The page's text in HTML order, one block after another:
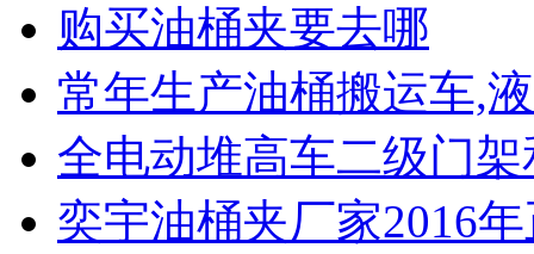
购买油桶夹要去哪
常年生产油桶搬运车,
全电动堆高车二级门
奕宇油桶夹厂家2016